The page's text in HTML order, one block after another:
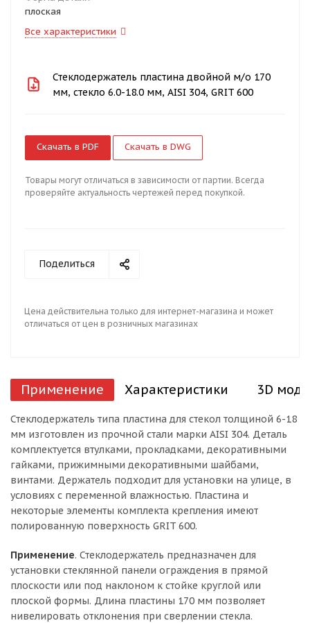
плоская
Все характеристики
Стеклодержатель пластина двойной м/о 170
мм, стекло 6.0-18.0 мм, AISI 304, GRIT 600
Скачать в PDF Скачать в DWG
Товары могут отличаться в зависимости от партии. Всегда
проверяйте актуальность чертежей перед покупкой.
Поделиться
Цена действительна только для интернет-магазина и может
отличаться от цен в розничных магазинах
Применение Характеристики 3D
Стеклодержатель типа пластина для стекол толщиной 6-18
мм изготовлен из прочной стали марки AISI 304. Деталь
комплектуется втулками, прокладками, декоративными
гайками, прижимными декоративными шайбами,
винтами. Держатель подходит для установки на улице, в
условиях с переменной влажностью. Пластина и
некоторые элементы комплекта крепления имеют
полированную поверхность GRIT 600.
Применение. Стеклодержатель предназначен для
установки стеклянной панели ограждения в прямой
плоскости или под наклоном к стойке круглой или
плоской формы. Длина пластины 170 мм позволяет
нивелировать отклонения при сверлении стекла.